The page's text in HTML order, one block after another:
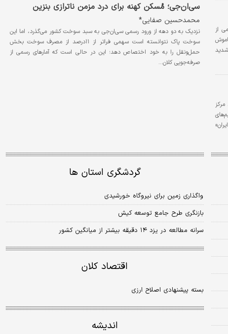
از
«تحریم‌های
سی‏‏‏‌ان‏‏‏‌جی؛ مُسکن کهنه برای درد مزمن ناترازی بنزین
محمدحسین صفایی*
نزدیک به دو دهه ‌از ورود رسمی سی‌‌‌‌ان‌‌‌‌جی به سبد سوخت کشور می‌گذرد، اما این
سوخت پاک نتوانسته است سهمی فراتر از ۱۱‌درصد از مصرف سوخت بخش
حمل‌ونقل را به خود اختصاص دهد؛ این در حالی است که آمار‌های رسمی از
صرفه‌جویی کلان…
گردشگری استان ها
واگذاری زمین برای نیروگاه خورشیدی
بازنگری طرح جامع توسعه کیش
سرانه مطالعه در یزد ۱۴ دقیقه بیشتر از میانگین کشور
اقتصاد کلان
بسته پیشنهادی اصلاح ارزی
اندیشه